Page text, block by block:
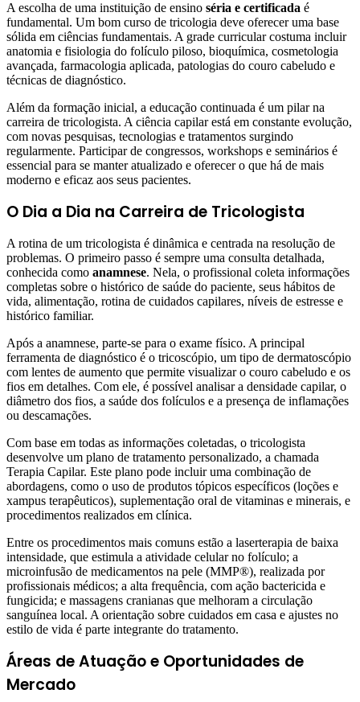
A escolha de uma instituição de ensino séria e certificada é
fundamental. Um bom curso de tricologia deve oferecer uma base
sólida em ciências fundamentais. A grade curricular costuma incluir
anatomia e fisiologia do folículo piloso, bioquímica, cosmetologia
avançada, farmacologia aplicada, patologias do couro cabeludo e
técnicas de diagnóstico.
Além da formação inicial, a educação continuada é um pilar na
carreira de tricologista. A ciência capilar está em constante evolução,
com novas pesquisas, tecnologias e tratamentos surgindo
regularmente. Participar de congressos, workshops e seminários é
essencial para se manter atualizado e oferecer o que há de mais
moderno e eficaz aos seus pacientes.
O Dia a Dia na Carreira de Tricologista
A rotina de um tricologista é dinâmica e centrada na resolução de
problemas. O primeiro passo é sempre uma consulta detalhada,
conhecida como anamnese. Nela, o profissional coleta informações
completas sobre o histórico de saúde do paciente, seus hábitos de
vida, alimentação, rotina de cuidados capilares, níveis de estresse e
histórico familiar.
Após a anamnese, parte-se para o exame físico. A principal
ferramenta de diagnóstico é o tricoscópio, um tipo de dermatoscópio
com lentes de aumento que permite visualizar o couro cabeludo e os
fios em detalhes. Com ele, é possível analisar a densidade capilar, o
diâmetro dos fios, a saúde dos folículos e a presença de inflamações
ou descamações.
Com base em todas as informações coletadas, o tricologista
desenvolve um plano de tratamento personalizado, a chamada
Terapia Capilar. Este plano pode incluir uma combinação de
abordagens, como o uso de produtos tópicos específicos (loções e
xampus terapêuticos), suplementação oral de vitaminas e minerais, e
procedimentos realizados em clínica.
Entre os procedimentos mais comuns estão a laserterapia de baixa
intensidade, que estimula a atividade celular no folículo; a
microinfusão de medicamentos na pele (MMP®), realizada por
profissionais médicos; a alta frequência, com ação bactericida e
fungicida; e massagens cranianas que melhoram a circulação
sanguínea local. A orientação sobre cuidados em casa e ajustes no
estilo de vida é parte integrante do tratamento.
Áreas de Atuação e Oportunidades de
Mercado